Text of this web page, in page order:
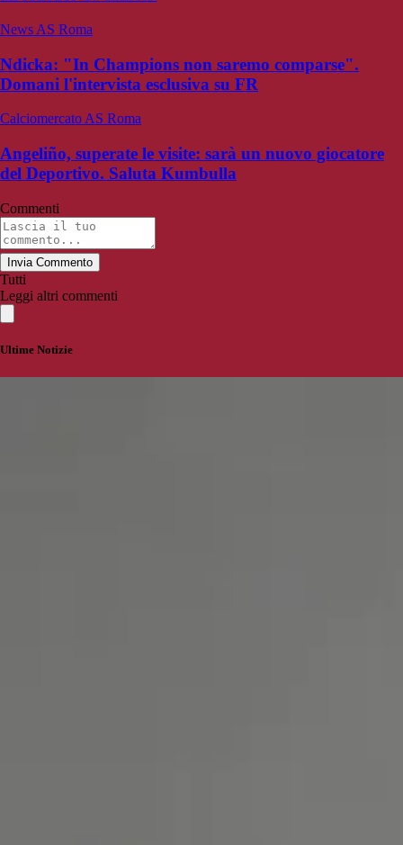
News AS Roma
Ndicka: "In Champions non saremo comparse".
Domani l'intervista esclusiva su FR
Calciomercato AS Roma
Angeliño, superate le visite: sarà un nuovo giocatore
del Deportivo. Saluta Kumbulla
Commenti
Invia Commento
Tutti
Leggi altri commenti
Ultime Notizie